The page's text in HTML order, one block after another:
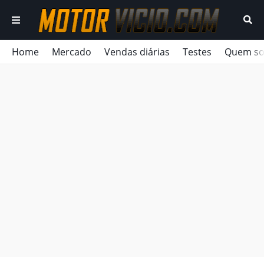
Home Mercado Vendas diárias Testes Quem